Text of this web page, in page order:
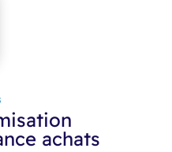
achats​